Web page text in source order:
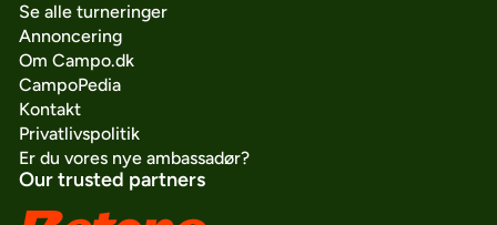
Se alle turneringer
Annoncering
Om Campo.dk
CampoPedia
Kontakt
Privatlivspolitik
Er du vores nye ambassadør?
Our trusted partners